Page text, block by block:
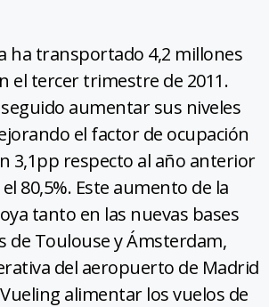
ha transportado 4,2 millones
el tercer trimestre de 2011.
aumentar sus niveles
el factor de ocupación
3,1pp respecto al año anterior
80,5%. Este aumento de la
tanto en las nuevas bases
de Toulouse y Ámsterdam,
del aeropuerto de Madrid
alimentar los vuelos de